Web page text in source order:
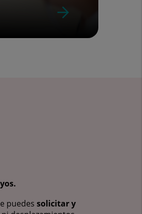
puedes solicitar y